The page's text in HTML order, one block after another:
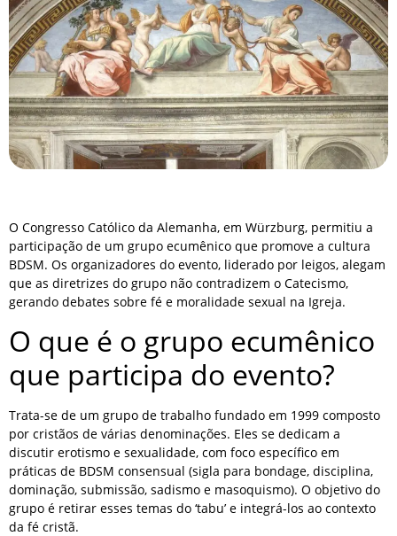
O Congresso Católico da Alemanha, em Würzburg, permitiu a
participação de um grupo ecumênico que promove a cultura
BDSM. Os organizadores do evento, liderado por leigos, alegam
que as diretrizes do grupo não contradizem o Catecismo,
gerando debates sobre fé e moralidade sexual na Igreja.
O que é o grupo ecumênico
que participa do evento?
Trata-se de um grupo de trabalho fundado em 1999 composto
por cristãos de várias denominações. Eles se dedicam a
discutir erotismo e sexualidade, com foco específico em
práticas de BDSM consensual (sigla para bondage, disciplina,
dominação, submissão, sadismo e masoquismo). O objetivo do
grupo é retirar esses temas do ‘tabu’ e integrá-los ao contexto
da fé cristã.